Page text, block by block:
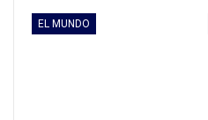
EL MUNDO